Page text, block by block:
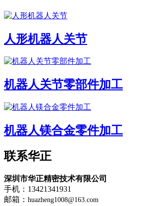
人形机器人关节
机器人关节零部件加工
机器人镁合金零件加工
联系华正
深圳市华正精密技术有限公司
手机：13421341931
邮箱： huazheng1008@163.com